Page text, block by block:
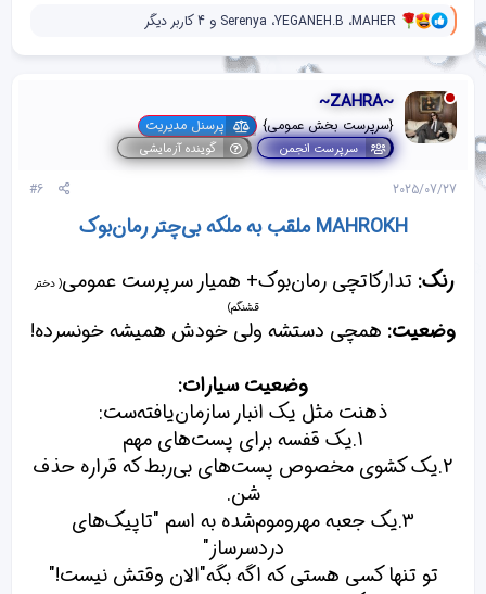
و
ک
ه
[
ی
س
د
MAHER، YEGANEH.B، Serenya و 4 کاربر دیگر
~ZAHRA~
{سرپرست بخش عمومی} پرسنل مدیریت
سرپرست انجمن گوینده آزمایشی
2025/07/27
#6
MAHROKH ملقب به ملکه‌ بی‌چتر رمان‌بوک
رنک: تدارکاتچی رمان‌بوک+ همیار سرپرست عمومی( دختر
قشنگم)
وضعیت: همچی دستشه ولی خودش همیشه خونسرده!
وضعیت سیارات:
ذهنت مثل یک انبار سازمان‌یافته‌ست:
1.یک قفسه برای پست‌های مهم
2.یک کشوی مخصوص پست‌های بی‌ربط که قراره حذف
شن.
3.یک جعبه مهروموم‌شده به اسم "تاپیک‌های
دردسرساز"
تو تنها کسی هستی که اگه بگه"الان وقتش نیست!"